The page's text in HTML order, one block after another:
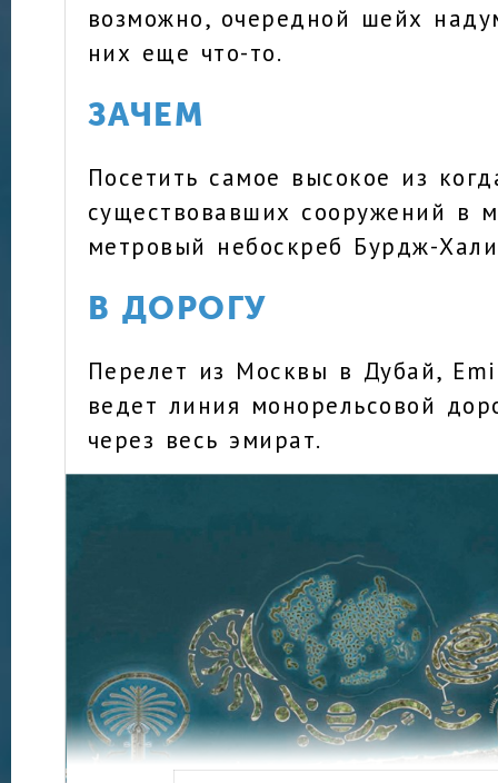
возможно, очередной шейх
них еще что-то.
ЗАЧЕМ
Посетить самое высокое из
существовавших сооружений в
метровый небоскреб Бурдж-
В ДОРОГУ
Перелет из Москвы в Дубай,
ведет линия монорельсовой
через весь эмират.